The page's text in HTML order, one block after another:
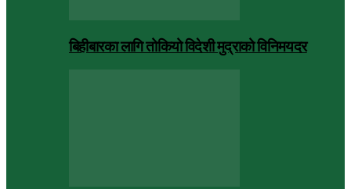
बिहीबारका लागि तोकियो विदेशी मुद्राको विनिमयदर